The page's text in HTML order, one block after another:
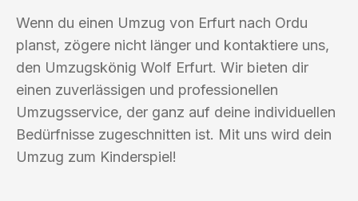
Wenn du einen Umzug von Erfurt nach Ordu
planst, zögere nicht länger und kontaktiere uns,
den Umzugskönig Wolf Erfurt. Wir bieten dir
einen zuverlässigen und professionellen
Umzugsservice, der ganz auf deine individuellen
Bedürfnisse zugeschnitten ist. Mit uns wird dein
Umzug zum Kinderspiel!